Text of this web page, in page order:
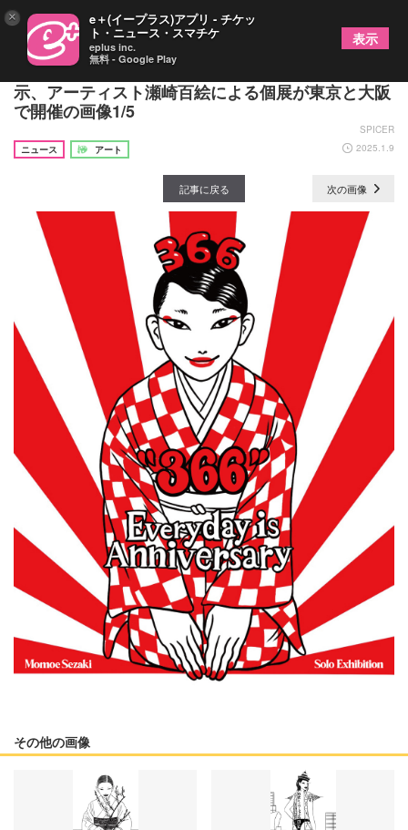
毎日記念日をモチーフにした作品366枚を一挙展
示、アーティスト瀬崎百絵による個展が東京と大阪
で開催の画像1/5
SPICER
ニュース
アート 2025.1.9
記事に戻る 次の画像
その他の画像
× e＋(イープラス)アプリ - チケッ
ト・ニュース・スマチケ
eplus inc.
無料 - Google Play
表示